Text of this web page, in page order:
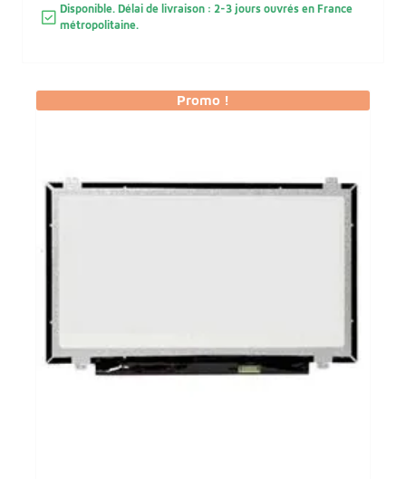
Disponible. Délai de livraison : 2-3 jours ouvrés en France
métropolitaine.
Promo !